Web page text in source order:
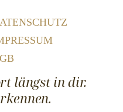
längst in dir.